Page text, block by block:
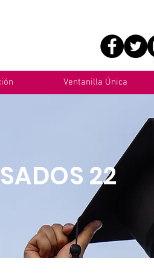
Ventanilla Única
22